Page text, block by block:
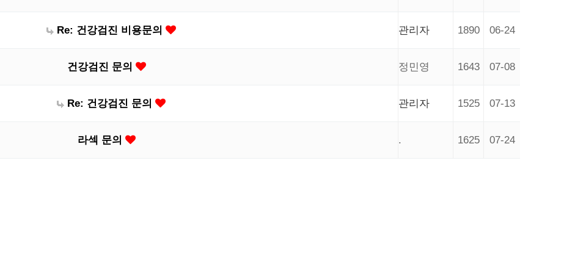
Re: 건강검진 비용문의 관리자 1890 06-24
건강검진 문의 정민영 1643 07-08
Re: 건강검진 문의 관리자 1525 07-13
라섹 문의 . 1625 07-24